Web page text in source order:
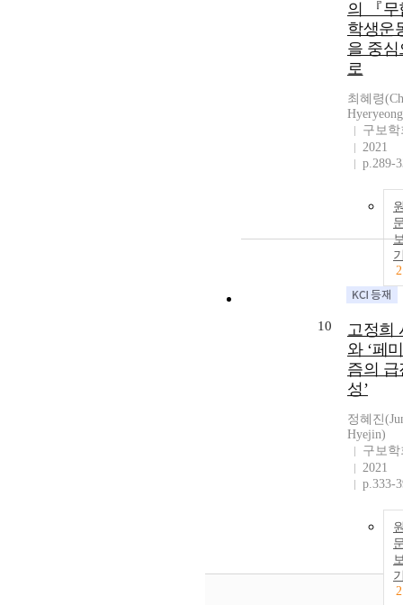
의 『무
학생운
을 중심
로
최혜령
구보학
2021
p.289-
2
10
고정희
와 ‘페
즘의 급
성’
정혜진
Hyejin)
구보학
2021
p.333-
2